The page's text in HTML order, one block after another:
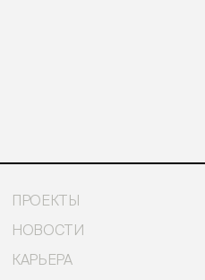
ПРОЕКТЫ
НОВОСТИ
КАРЬЕРА